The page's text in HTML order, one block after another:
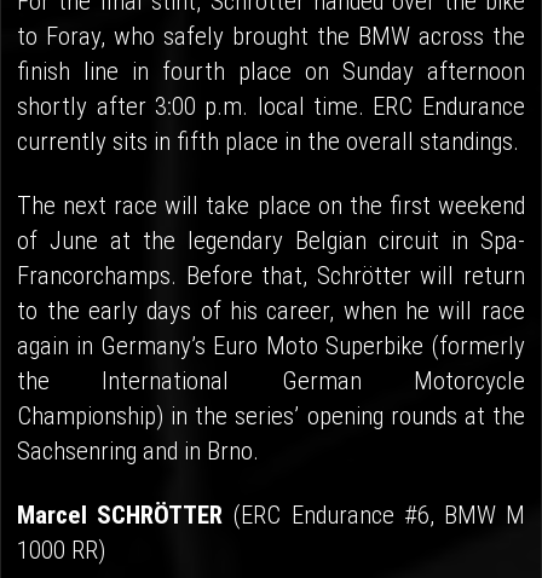
to Foray, who safely brought the BMW across the
finish line in fourth place on Sunday afternoon
shortly after 3:00 p.m. local time. ERC Endurance
currently sits in fifth place in the overall standings.
The next race will take place on the first weekend
of June at the legendary Belgian circuit in Spa-
Francorchamps. Before that, Schrötter will return
to the early days of his career, when he will race
again in Germany’s Euro Moto Superbike (formerly
the International German Motorcycle
Championship) in the series’ opening rounds at the
Sachsenring and in Brno.
Marcel SCHRÖTTER (ERC Endurance #6, BMW M
1000 RR)